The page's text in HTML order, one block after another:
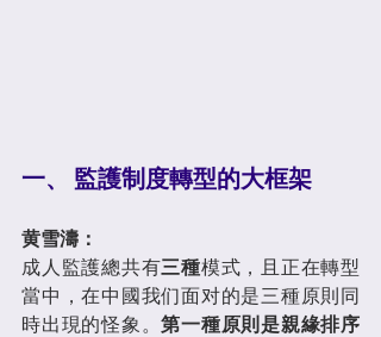
一、 監護制度轉型的大框架
黄雪濤：
成人監護總共有三種模式，且正在轉型
當中，在中國我们面对的是三種原則同
時出現的怪象。第一種原則是親緣排序